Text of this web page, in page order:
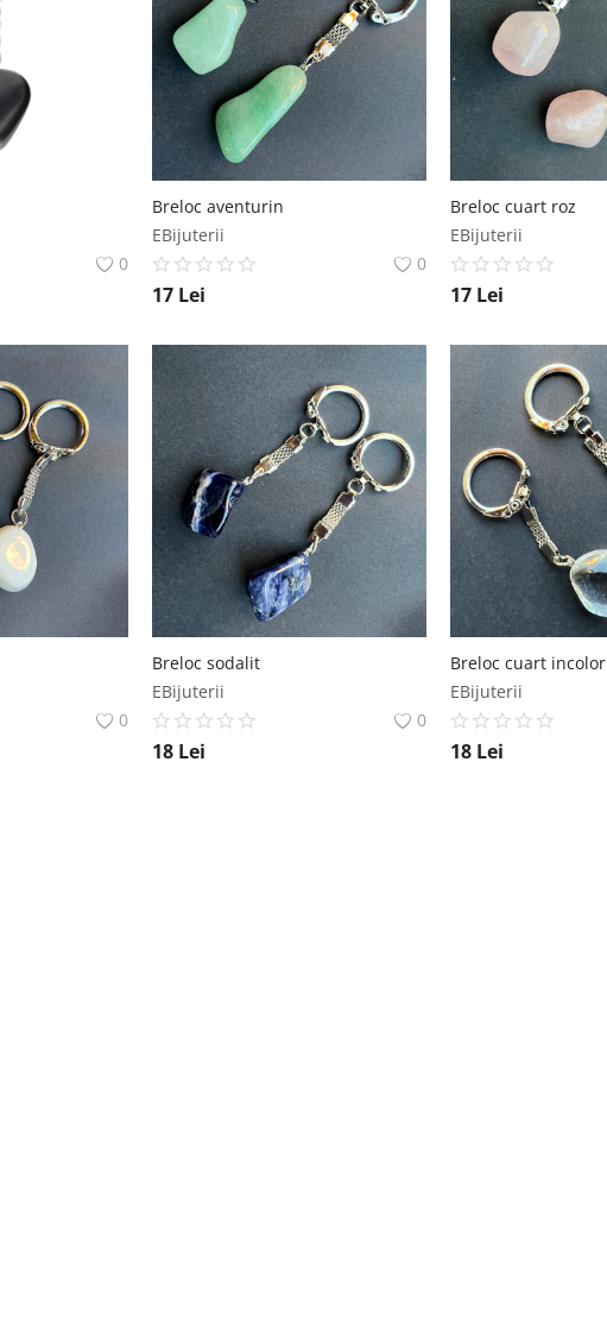
0
Breloc aventurin
EBijuterii
0
17 Lei
Breloc cuart roz
EBijuterii
17 Lei
0
Breloc sodalit
EBijuterii
0
18 Lei
Breloc cuart incolor
EBijuterii
18 Lei